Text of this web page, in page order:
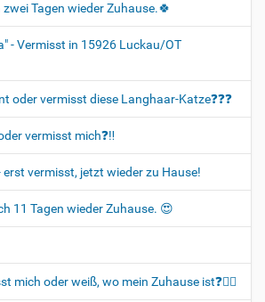
Tagen wieder Zuhause.🍀
- Vermisst in 15926 Luckau/OT
oder vermisst diese Langhaar-Katze❓️❓️❓️
vermisst mich❓️‼️
erst vermisst, jetzt wieder zu Hause!
11 Tagen wieder Zuhause. 😍
mich oder weiß, wo mein Zuhause ist❓️🐈‍🏡